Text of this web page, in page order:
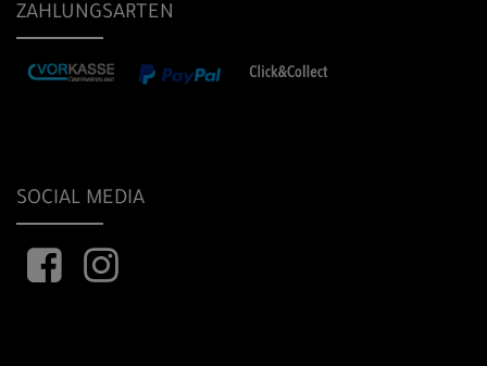
ZAHLUNGSARTEN
SOCIAL MEDIA